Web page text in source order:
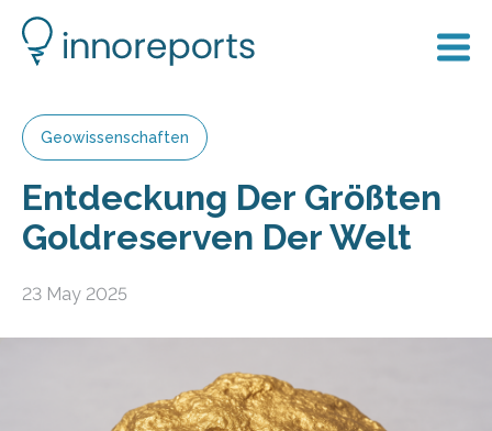
Geowissenschaften
Entdeckung Der Größten
Goldreserven Der Welt
23 May 2025